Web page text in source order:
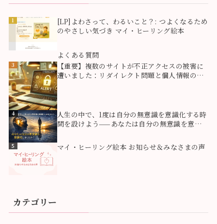
1
[LP]よわさって、わるいこと？: つよくなるため
のやさしい気づき マイ・ヒーリング絵本
よくある質問
3
【重要】複数のサイトが不正アクセスの被害に
遭いました：リダイレクト問題と個人情報のご
報告
4
人生の中で、1度は自分の無意識を意識化する時
間を設けよう——あなたは自分の無意識を意識
化しましたか？
5 マイ・ヒーリング絵本 お知らせ＆みなさまの声
カテゴリー